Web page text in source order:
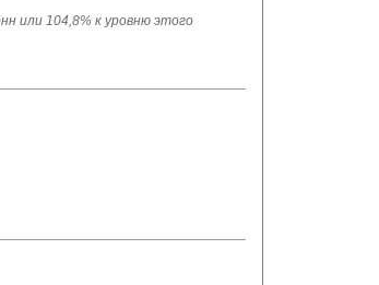
или 104,8% к уровню этого